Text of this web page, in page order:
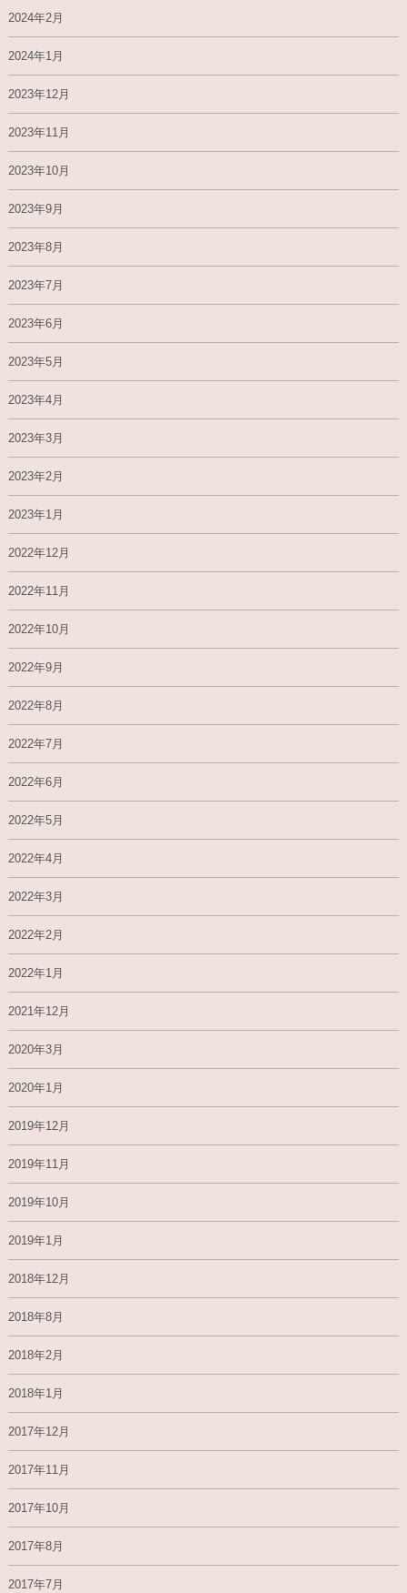
2024年2月
2024年1月
2023年12月
2023年11月
2023年10月
2023年9月
2023年8月
2023年7月
2023年6月
2023年5月
2023年4月
2023年3月
2023年2月
2023年1月
2022年12月
2022年11月
2022年10月
2022年9月
2022年8月
2022年7月
2022年6月
2022年5月
2022年4月
2022年3月
2022年2月
2022年1月
2021年12月
2020年3月
2020年1月
2019年12月
2019年11月
2019年10月
2019年1月
2018年12月
2018年8月
2018年2月
2018年1月
2017年12月
2017年11月
2017年10月
2017年8月
2017年7月